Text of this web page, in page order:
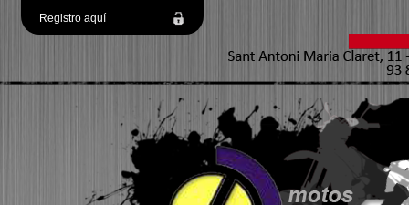
Registro aquí